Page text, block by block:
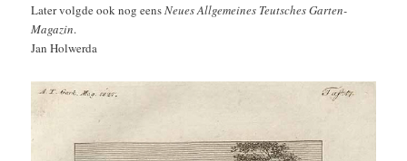
Later volgde ook nog eensNeues Allgemeines Teutsches Garten-
Magazin.
Jan Holwerda